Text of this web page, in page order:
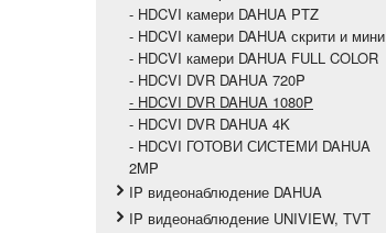
- HDCVI камери DAHUA PTZ
- HDCVI камери DAHUA скрити и мини
- HDCVI камери DAHUA FULL COLOR
- HDCVI DVR DAHUA 720P
- HDCVI DVR DAHUA 1080P
- HDCVI DVR DAHUA 4K
- HDCVI ГОТОВИ СИСТЕМИ DAHUA
2MP
IP видеонаблюдение DAHUA
IP видеонаблюдение UNIVIEW, TVT